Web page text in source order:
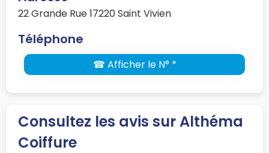
22 Grande Rue 17220 Saint Vivien
Téléphone
☎ Afficher le N° *
Consultez les avis sur Althéma
Coiffure